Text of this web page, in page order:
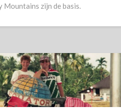
Mountains zijn de basis.